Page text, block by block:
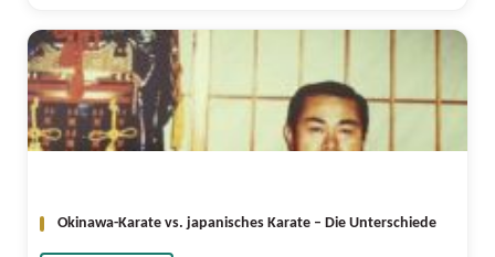
Okinawa-Karate vs. japanisches Karate – Die Unterschiede